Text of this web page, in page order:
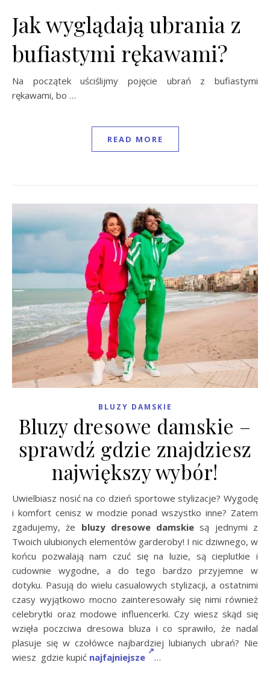
Jak wyglądają ubrania z
bufiastymi rękawami?
Na początek uściślijmy pojęcie ubrań z bufiastymi
rękawami, bo …
READ MORE
BLUZY DAMSKIE
Bluzy dresowe damskie –
sprawdź gdzie znajdziesz
największy wybór!
Uwielbiasz nosić na co dzień sportowe stylizacje? Wygodę
i komfort cenisz w modzie ponad wszystko inne? Zatem
zgadujemy, że bluzy dresowe damskie są jednymi z
Twoich ulubionych elementów garderoby! I nic dziwnego, w
końcu pozwalają nam czuć się na luzie, są cieplutkie i
cudownie wygodne, a do tego bardzo przyjemne w
dotyku. Pasują do wielu casualowych stylizacji, a ostatnimi
czasy wyjątkowo mocno zainteresowały się nimi również
celebrytki oraz modowe influencerki. Czy wiesz skąd się
wzięła poczciwa dresowa bluza i co sprawiło, że nadal
plasuje się w czołówce najbardziej lubianych ubrań? Nie
wiesz gdzie kupić najfajniejsze …